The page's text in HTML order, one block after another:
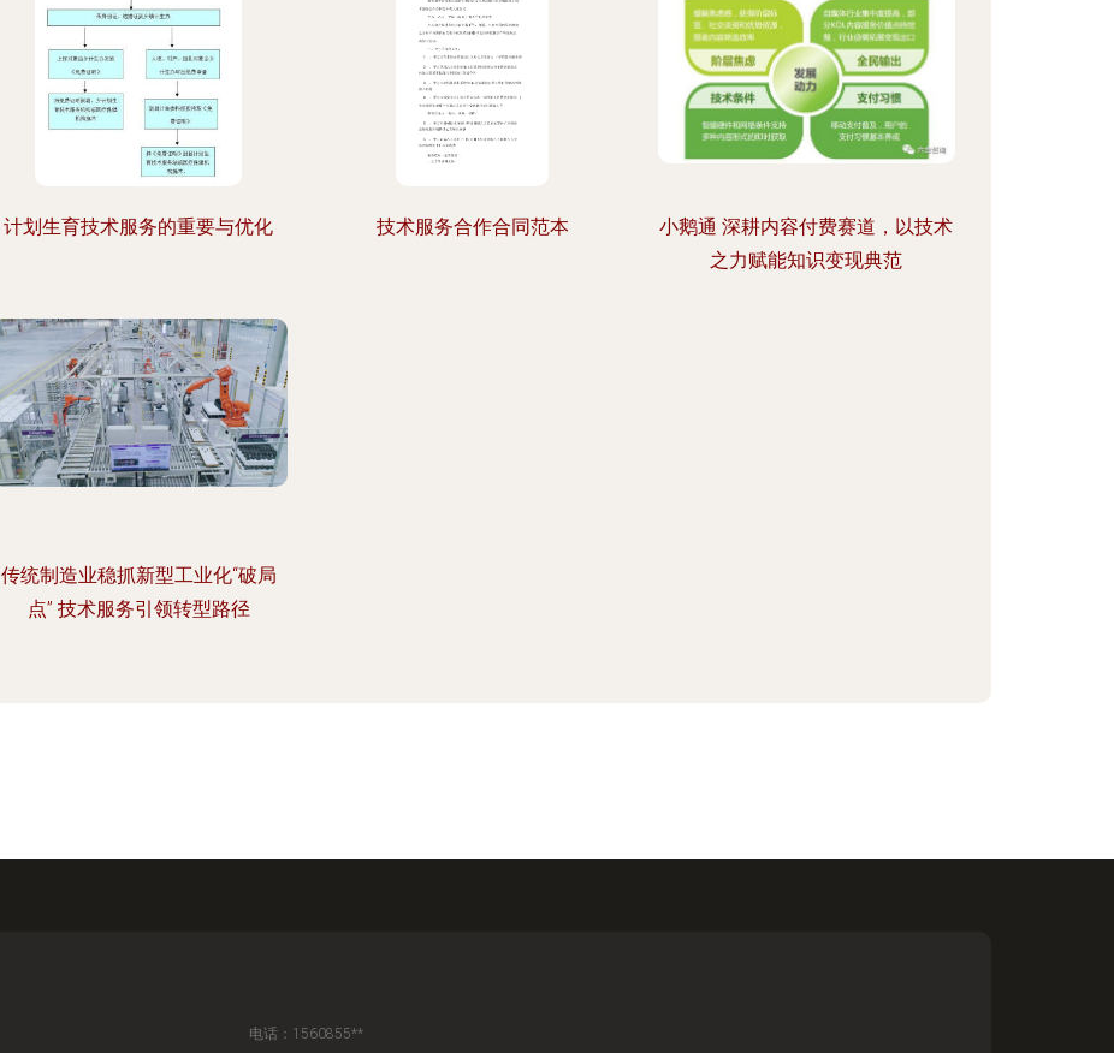
计划生育技术服务的重要与优化 技术服务合作合同范本
小鹅通 深耕内容付费赛道，以技术
之力赋能知识变现典范
传统制造业稳抓新型工业化“破局
点” 技术服务引领转型路径
电话：1560855**